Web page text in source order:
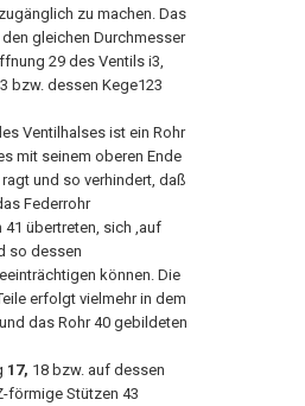
zu machen. Das
gleichen Durchmesser
29 des Ventils i3,
bzw. dessen Kege123
Ventilhalses ist ein Rohr
mit seinem oberen Ende
und so verhindert, daß
Federrohr
41 übertreten, sich ,auf
so dessen
können. Die
erfolgt vielmehr in dem
das Rohr 40 gebildeten
17, 18 bzw. auf dessen
förmige Stützen 43